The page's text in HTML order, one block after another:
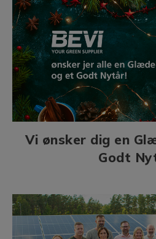
Vi ønsker dig en
Godt